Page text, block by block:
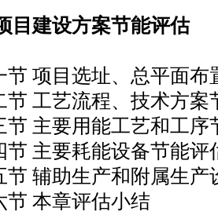
目建设方案节能评估
选址、总平面布
流程、技术方案
用能工艺和工序
要耗能设备节能评
生产和附属生产设
章评估小结